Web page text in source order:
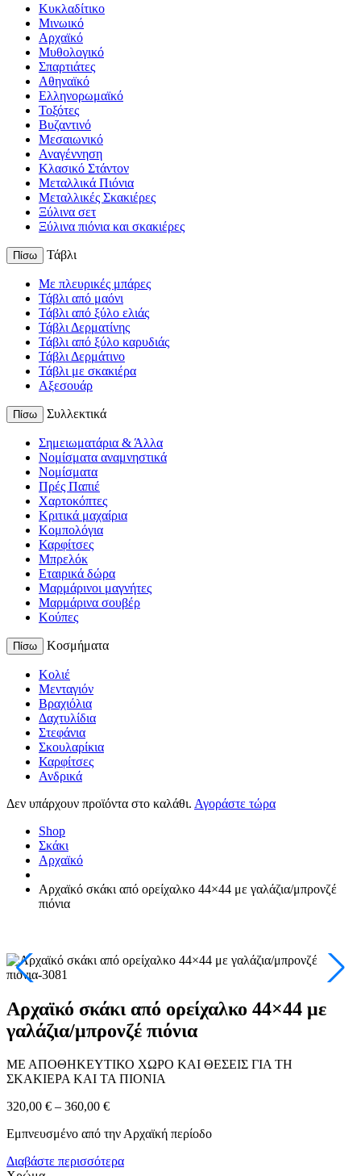
Κυκλαδίτικο
Μινωικό
Αρχαϊκό
Μυθολογικό
Σπαρτιάτες
Αθηναϊκό
Ελληνορωμαϊκό
Τοξότες
Βυζαντινό
Μεσαιωνικό
Αναγέννηση
Κλασικό Στάντον
Μεταλλικά Πιόνια
Μεταλλικές Σκακιέρες
Ξύλινα σετ
Ξύλινα πιόνια και σκακιέρες
Πίσω Τάβλι
Με πλευρικές μπάρες
Τάβλι από μαόνι
Τάβλι από ξύλο ελιάς
Τάβλι Δερματίνης
Τάβλι από ξύλο καρυδιάς
Τάβλι Δερμάτινο
Τάβλι με σκακιέρα
Αξεσουάρ
Πίσω Συλλεκτικά
Σημειωματάρια & Άλλα
Νομίσματα αναμνηστικά
Νομίσματα
Πρές Παπιέ
Χαρτοκόπτες
Κριτικά μαχαίρια
Κομπολόγια
Καρφίτσες
Μπρελόκ
Εταιρικά δώρα
Μαρμάρινοι μαγνήτες
Μαρμάρινα σουβέρ
Κούπες
Πίσω Κοσμήματα
Κολιέ
Μενταγιόν
Βραχιόλια
Δαχτυλίδια
Στεφάνια
Σκουλαρίκια
Καρφίτσες
Ανδρικά
Δεν υπάρχουν προϊόντα στο καλάθι. Αγοράστε τώρα
Shop
Σκάκι
Αρχαϊκό
Αρχαϊκό σκάκι από ορείχαλκο 44×44 με γαλάζια/μπρονζέ
πιόνια
Αρχαϊκό σκάκι από ορείχαλκο 44×44 με
γαλάζια/μπρονζέ πιόνια
ΜΕ ΑΠΟΘΗΚΕΥΤΙΚΟ ΧΩΡΟ ΚΑΙ ΘΕΣΕΙΣ ΓΙΑ ΤΗ
ΣΚΑΚΙΕΡΑ ΚΑΙ ΤΑ ΠΙΟΝΙΑ
320,00 € – 360,00 €
Εμπνευσμένο από την Αρχαϊκή περίοδο
Διαβάστε περισσότερα